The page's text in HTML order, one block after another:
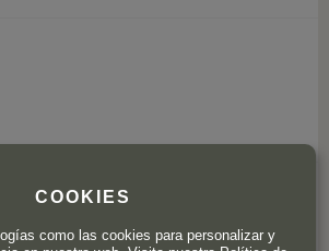
COOKIES
como las cookies para personalizar y